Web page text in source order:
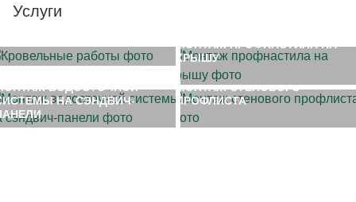
Услуги
МОНТАЖ ПРОФНАСТИЛА НА
КРЫШУ
ВОДОСТОЧНОЙ
НА СЭНДВИЧ-
МОНТАЖ СТЕНОВОГО
ПРОФЛИСТА